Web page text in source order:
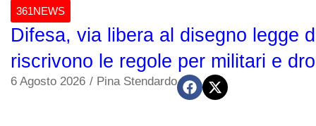
361NEWS
Difesa, via libera al disegno legge
riscrivono le regole per militari e
6 Agosto 2026 / Pina Stendardo